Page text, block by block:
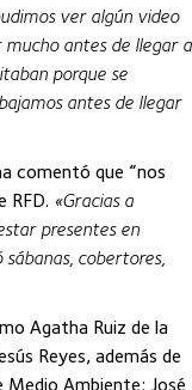
ver algún video
antes de llegar a
porque se
antes de llegar
comentó que “nos
RFD. «Gracias a
presentes en
sábanas, cobertores,
Agatha Ruiz de la
Reyes, además de
Ambiente; José